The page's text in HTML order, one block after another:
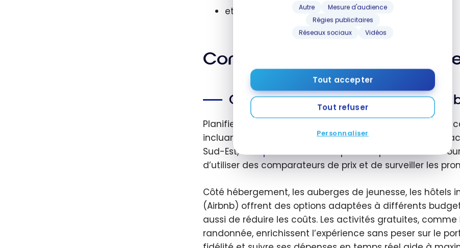
Autre
Mesure d'audience
Régies publicitaires
Réseaux sociaux
Vidéos
Tout accepter
Tout refuser
Personnaliser
etc.
Comment sauver de l’argent
Où aller en voyage en fonction du
Planifier un voyage en fonction de son budget
incluant le transport, l’hébergement, la nourriture et les
Sud-Est,sont plus abordablesque l’Europe de l’Ouest.
d’utiliser des comparateurs de prix et de surveiller les
Côté hébergement, les auberges de jeunesse, les hôtels
(Airbnb) offrent des options adaptées à différents
aussi de réduire les coûts. Les activités gratuites,
randonnée, enrichissent l’expérience sans peser sur le